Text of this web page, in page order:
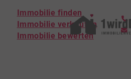
Immobilie finden
Immobilie verkaufen
Immobilie bewerten